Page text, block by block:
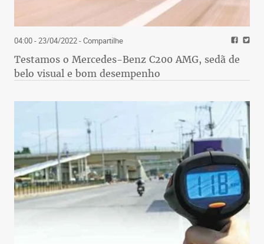
04:00 - 23/04/2022- Compartilhe
Testamos o Mercedes-Benz C200 AMG, sedã de
belo visual e bom desempenho